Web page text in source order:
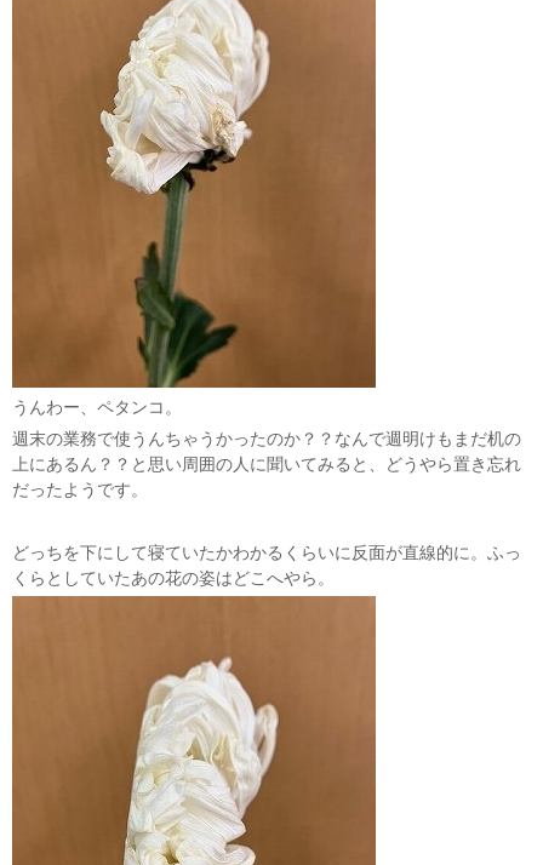
うんわー、ペタンコ。
週末の業務で使うんちゃうかったのか？？なんで週明けもまだ机の
上にあるん？？と思い周囲の人に聞いてみると、どうやら置き忘れ
だったようです。
どっちを下にして寝ていたかわかるくらいに反面が直線的に。ふっ
くらとしていたあの花の姿はどこへやら。